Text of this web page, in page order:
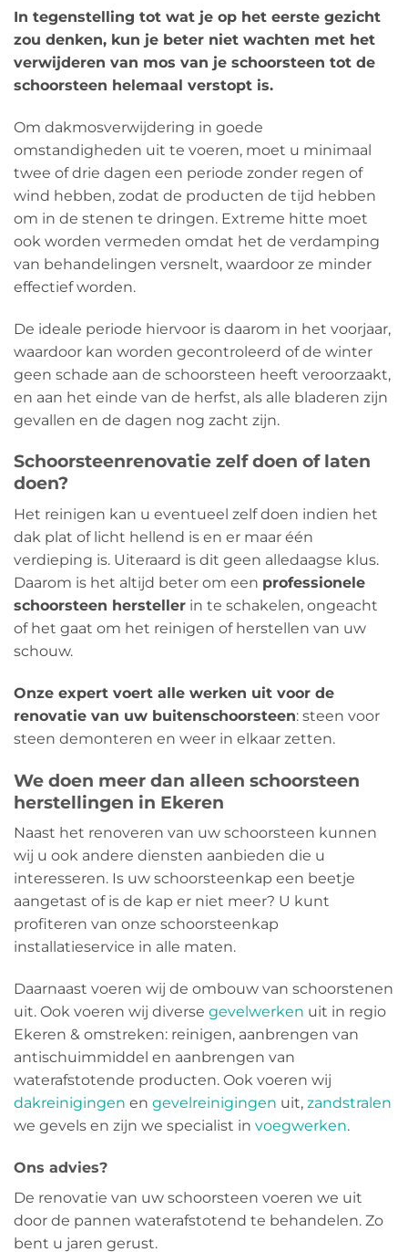
In tegenstelling tot wat je op het eerste gezicht
zou denken, kun je beter niet wachten met het
verwijderen van mos van je schoorsteen tot de
schoorsteen helemaal verstopt is.
Om dakmosverwijdering in goede
omstandigheden uit te voeren, moet u minimaal
twee of drie dagen een periode zonder regen of
wind hebben, zodat de producten de tijd hebben
om in de stenen te dringen. Extreme hitte moet
ook worden vermeden omdat het de verdamping
van behandelingen versnelt, waardoor ze minder
effectief worden.
De ideale periode hiervoor is daarom in het voorjaar,
waardoor kan worden gecontroleerd of de winter
geen schade aan de schoorsteen heeft veroorzaakt,
en aan het einde van de herfst, als alle bladeren zijn
gevallen en de dagen nog zacht zijn.
Schoorsteenrenovatie zelf doen of laten
doen?
Het reinigen kan u eventueel zelf doen indien het
dak plat of licht hellend is en er maar één
verdieping is. Uiteraard is dit geen alledaagse klus.
Daarom is het altijd beter om een ​​professionele
schoorsteen hersteller in te schakelen, ongeacht
of het gaat om het reinigen of herstellen van uw
schouw.
Onze expert voert alle werken uit voor de
renovatie van uw buitenschoorsteen: steen voor
steen demonteren en weer in elkaar zetten.
We doen meer dan alleen schoorsteen
herstellingen in Ekeren
Naast het renoveren van uw schoorsteen kunnen
wij u ook andere diensten aanbieden die u
interesseren. Is uw schoorsteenkap een beetje
aangetast of is de kap er niet meer? U kunt
profiteren van onze schoorsteenkap
installatieservice in alle maten.
Daarnaast voeren wij de ombouw van schoorstenen
uit. Ook voeren wij diverse gevelwerken uit in regio
Ekeren & omstreken: reinigen, aanbrengen van
antischuimmiddel en aanbrengen van
waterafstotende producten. Ook voeren wij
dakreinigingen en gevelreinigingen uit, zandstralen
we gevels en zijn we specialist in voegwerken.
Ons advies?
De renovatie van uw schoorsteen voeren we uit
door de pannen waterafstotend te behandelen. Zo
bent u jaren gerust.